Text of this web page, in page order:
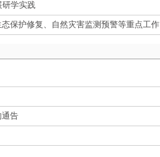
研学实践
保护修复、自然灾害监测预警等重点工作
通告